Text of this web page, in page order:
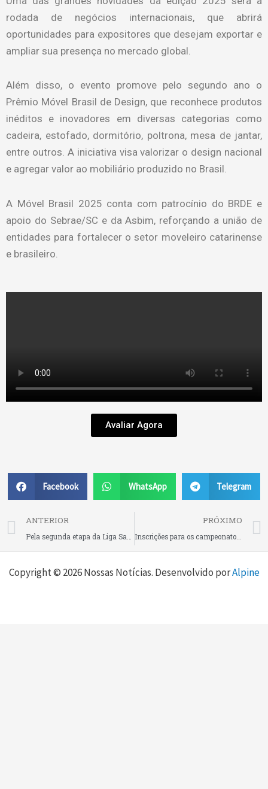
rodada de negócios internacionais, que abrirá
oportunidades para expositores que desejam exportar e
ampliar sua presença no mercado global.
Além disso, o evento promove pelo segundo ano o
Prêmio Móvel Brasil de Design, que reconhece produtos
inéditos e inovadores em diversas categorias como
cadeira, estofado, dormitório, poltrona, mesa de jantar,
entre outros. A iniciativa visa valorizar o design nacional
e agregar valor ao mobiliário produzido no Brasil.
A Móvel Brasil 2025 conta com patrocínio do BRDE e
apoio do Sebrae/SC e da Asbim, reforçando a união de
entidades para fortalecer o setor moveleiro catarinense
e brasileiro.
Avaliar Agora
Facebook WhatsApp Telegram
Prev
ANTERIOR
Pela segunda etapa da Liga Santa Catarina, Handebol de São Bento do Sul dá show em Itajaí e vence novamente
PRÓXIMO
Inscrições para os campeonatos de basquete, handebol e vôlei de quadra de Rio Negrinho seguem abertas até dia 15
Copyright © 2026 Nossas Notícias. Desenvolvido porAlpine